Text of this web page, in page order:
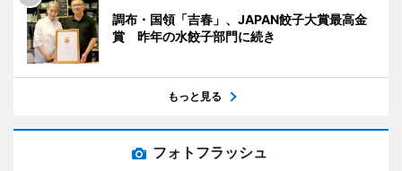
調布・国領「吉春」、JAPAN餃子大賞最高金
賞 昨年の水餃子部門に続き
もっと見る
フォトフラッシュ